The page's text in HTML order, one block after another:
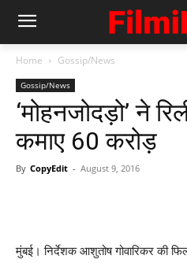
Home Gossip/News
Gossip/News
‘मोहनजोदड़ो’ ने
कमाए 60 करोड़
By CopyEdit - August 9, 2016
मुंबई। निर्देशक आशुतोष गोवारिकर की